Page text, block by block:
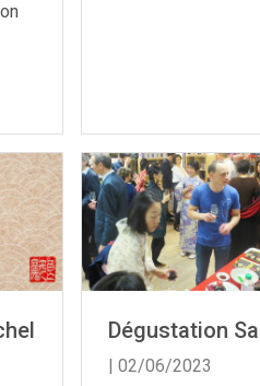
Dégustation
| 02/06/2023